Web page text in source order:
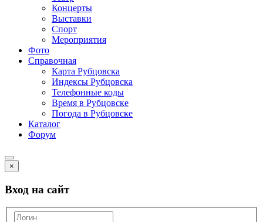
Концерты
Выставки
Спорт
Мероприятия
Фото
Справочная
Карта Рубцовска
Индексы Рубцовска
Телефонные коды
Время в Рубцовске
Погода в Рубцовске
Каталог
Форум
×
Вход на сайт